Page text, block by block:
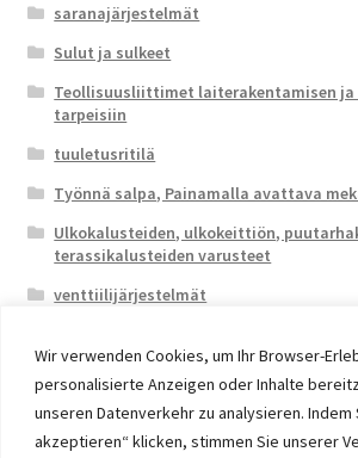
Wir verwenden Cookies, um Ihr Browser-
personalisierte Anzeigen oder Inhalte
unseren Datenverkehr zu analysieren. Indem
akzeptieren“ klicken, stimmen Sie unserer
saranajärjestelmät
Sulut ja sulkeet
Teollisuusliittimet laiterakentamisen ja
tarpeisiin
tuuletusritilä
Työnnä salpa, Painamalla avattava
Ulkokalusteiden, ulkokeittiön,
terassikalusteiden varusteet
venttiilijärjestelmät